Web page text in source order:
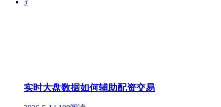
实时大盘数据如何辅助配资交易